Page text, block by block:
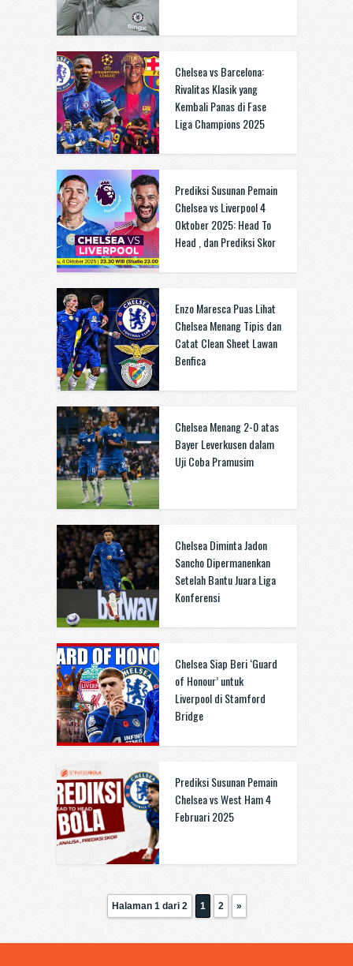
Chelsea vs Barcelona:
Rivalitas Klasik yang
Kembali Panas di Fase
Liga Champions 2025
Prediksi Susunan Pemain
Chelsea vs Liverpool 4
Oktober 2025: Head To
Head , dan Prediksi Skor
Enzo Maresca Puas Lihat
Chelsea Menang Tipis dan
Catat Clean Sheet Lawan
Benfica
Chelsea Menang 2-0 atas
Bayer Leverkusen dalam
Uji Coba Pramusim
Chelsea Diminta Jadon
Sancho Dipermanenkan
Setelah Bantu Juara Liga
Konferensi
Chelsea Siap Beri ‘Guard
of Honour’ untuk
Liverpool di Stamford
Bridge
Prediksi Susunan Pemain
Chelsea vs West Ham 4
Februari 2025
Halaman 1 dari 2 1 2 »